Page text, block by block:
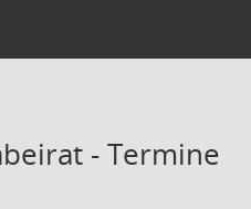
- Termine